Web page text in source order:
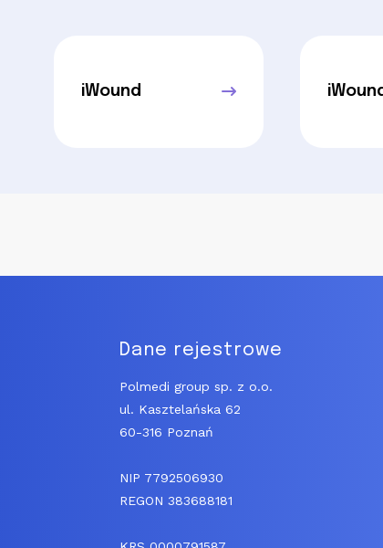
iWound
Dane rejestrowe
Polmedi group sp. z o.o.
ul. Kasztelańska 62
60-316 Poznań
NIP 7792506930
REGON 383688181